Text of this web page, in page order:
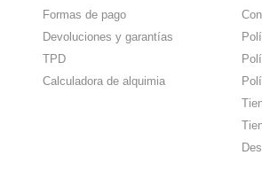
Formas de pago
Devoluciones y garantías
TPD
Calculadora de alquimia